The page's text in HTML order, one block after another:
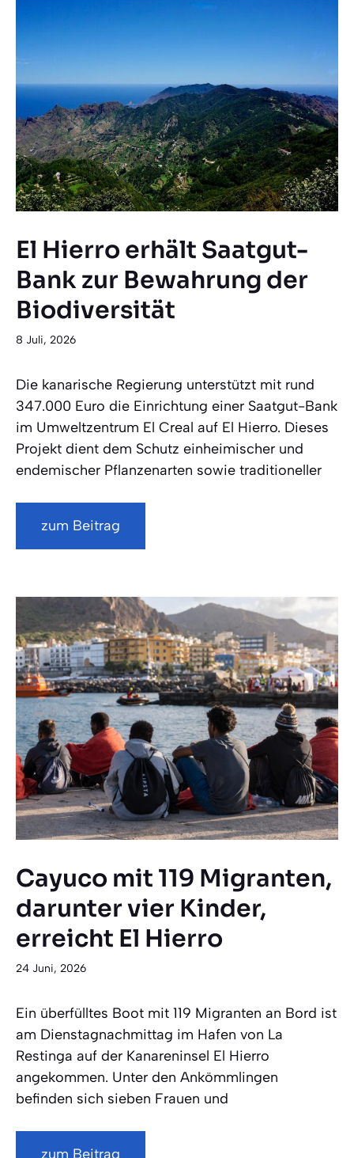
El Hierro erhält Saatgut-
Bank zur Bewahrung der
Biodiversität
8 Juli, 2026
Die kanarische Regierung unterstützt mit rund
347.000 Euro die Einrichtung einer Saatgut-Bank
im Umweltzentrum El Creal auf El Hierro. Dieses
Projekt dient dem Schutz einheimischer und
endemischer Pflanzenarten sowie traditioneller
zum Beitrag
Cayuco mit 119 Migranten,
darunter vier Kinder,
erreicht El Hierro
24 Juni, 2026
Ein überfülltes Boot mit 119 Migranten an Bord ist
am Dienstagnachmittag im Hafen von La
Restinga auf der Kanareninsel El Hierro
angekommen. Unter den Ankömmlingen
befinden sich sieben Frauen und
zum Beitrag